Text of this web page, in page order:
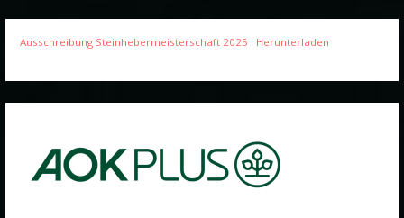
Ausschreibung Steinhebermeisterschaft 2025 Herunterladen